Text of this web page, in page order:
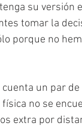
su versión
tomar la
porque no
un par de
no se
extra por